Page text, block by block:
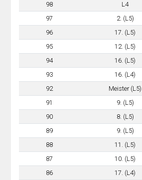
98
L4
97
2. (L5)
96
17. (L5)
95
12. (L5)
94
16. (L5)
93
16. (L4)
92
Meister (L5)
91
9. (L5)
90
8. (L5)
89
9. (L5)
88
11. (L5)
87
10. (L5)
86
17. (L4)